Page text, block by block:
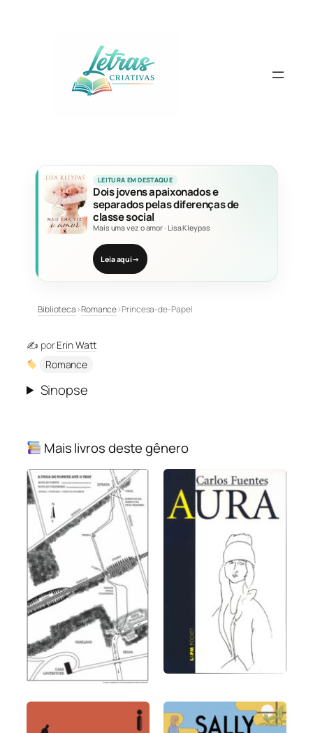
LEITURA EM DESTAQUE
Dois jovens apaixonados e
separados pelas diferenças de
classe social
Mais uma vez o amor· Lisa Kleypas
Leia aqui→
Biblioteca›Romance›Princesa-de-Papel
✍️ porErin Watt
Romance
Sinopse
Mais livros deste gênero